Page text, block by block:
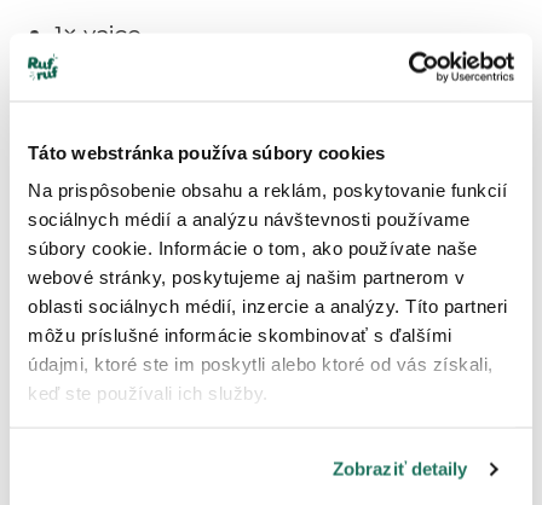
Táto webstránka používa súbory cookies
Na prispôsobenie obsahu a reklám, poskytovanie funkcií
sociálnych médií a analýzu návštevnosti používame
súbory cookie. Informácie o tom, ako používate naše
webové stránky, poskytujeme aj našim partnerom v
oblasti sociálnych médií, inzercie a analýzy. Títo partneri
môžu príslušné informácie skombinovať s ďalšími
údajmi, ktoré ste im poskytli alebo ktoré od vás získali,
keď ste používali ich služby.
Zobraziť detaily
1× vajce
Trochu vody
Postup na tekvicové pyré:
Tekvicu rozrežte na polovicu a odstráňte
semienka.
Pečte pri 175 °C, kým nezmäkne (cca 50